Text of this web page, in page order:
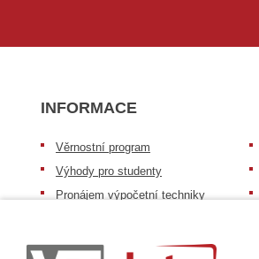
INFORMACE
Věrnostní program
Výhody pro studenty
Pronájem výpočetní techniky
Patro repasovaná výpočetní